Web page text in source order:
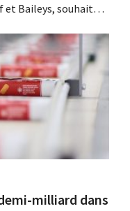
et Baileys, souhaite,
investissant dans la
et les cocktails
milliard dans